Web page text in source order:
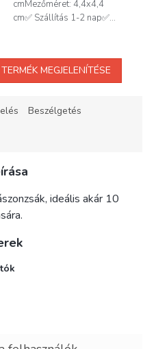
cmMezőméret: 4,4x4,4
cm✅ Szállítás 1-2 nap✅...
MEGJELENÍTÉSE
Beszélgetés
ideális akár 10